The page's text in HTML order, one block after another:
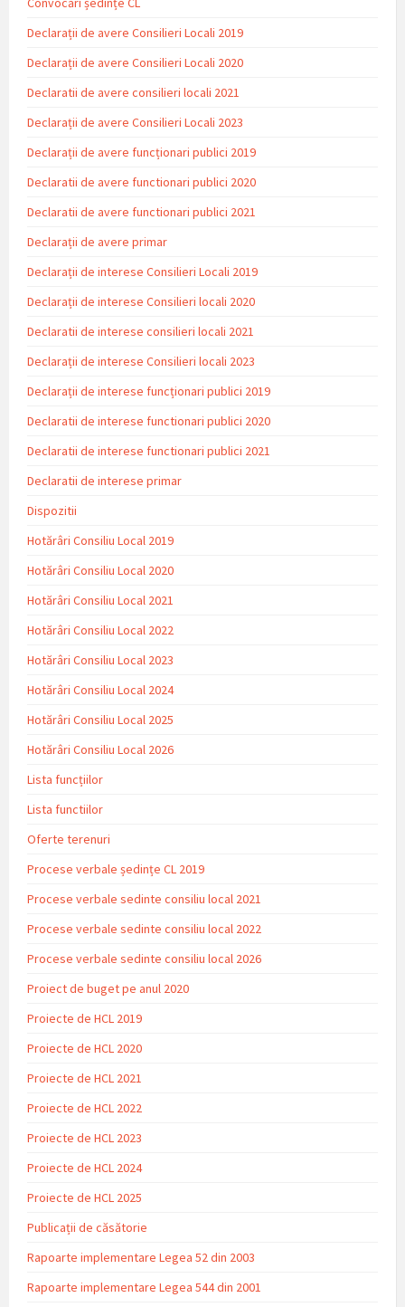
Declarații de avere Consilieri Locali 2019
Declarații de avere Consilieri Locali 2020
Declaratii de avere consilieri locali 2021
Declarații de avere Consilieri Locali 2023
Declarații de avere funcționari publici 2019
Declaratii de avere functionari publici 2020
Declaratii de avere functionari publici 2021
Declarații de avere primar
Declarații de interese Consilieri Locali 2019
Declarații de interese Consilieri locali 2020
Declaratii de interese consilieri locali 2021
Declarații de interese Consilieri locali 2023
Declarații de interese funcționari publici 2019
Declaratii de interese functionari publici 2020
Declaratii de interese functionari publici 2021
Declaratii de interese primar
Dispozitii
Hotărâri Consiliu Local 2019
Hotărâri Consiliu Local 2020
Hotărâri Consiliu Local 2021
Hotărâri Consiliu Local 2022
Hotărâri Consiliu Local 2023
Hotărâri Consiliu Local 2024
Hotărâri Consiliu Local 2025
Hotărâri Consiliu Local 2026
Lista funcțiilor
Lista functiilor
Oferte terenuri
Procese verbale ședințe CL 2019
Procese verbale sedinte consiliu local 2021
Procese verbale sedinte consiliu local 2022
Procese verbale sedinte consiliu local 2026
Proiect de buget pe anul 2020
Proiecte de HCL 2019
Proiecte de HCL 2020
Proiecte de HCL 2021
Proiecte de HCL 2022
Proiecte de HCL 2023
Proiecte de HCL 2024
Proiecte de HCL 2025
Publicații de căsătorie
Rapoarte implementare Legea 52 din 2003
Rapoarte implementare Legea 544 din 2001